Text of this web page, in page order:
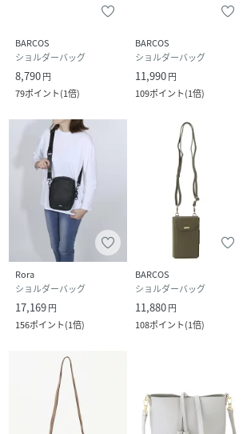
BARCOS
ショルダーバッグ
8,790円
79ポイント(1倍)
BARCOS
ショルダーバッグ
11,990円
109ポイント(1倍)
Rora
ショルダーバッグ
17,169円
156ポイント(1倍)
BARCOS
ショルダーバッグ
11,880円
108ポイント(1倍)